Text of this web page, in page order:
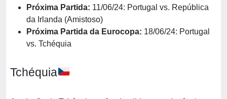
Próxima Partida: 11/06/24: Portugal vs. República
da Irlanda (Amistoso)
Próxima Partida da Eurocopa: 18/06/24: Portugal
vs. Tchéquia
Tchéquia